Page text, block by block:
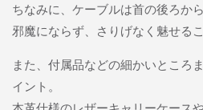
ちなみに、ケーブルは首の後ろか
邪魔にならず、さりげなく魅せる
また、付属品などの細かいところ
イント。